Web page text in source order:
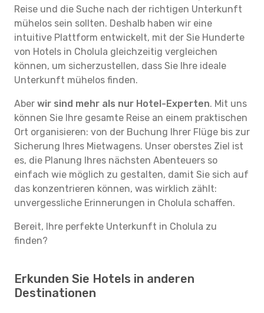
Reise und die Suche nach der richtigen Unterkunft
mühelos sein sollten. Deshalb haben wir eine
intuitive Plattform entwickelt, mit der Sie Hunderte
von Hotels in Cholula gleichzeitig vergleichen
können, um sicherzustellen, dass Sie Ihre ideale
Unterkunft mühelos finden.
Aber wir sind mehr als nur Hotel-Experten. Mit uns
können Sie Ihre gesamte Reise an einem praktischen
Ort organisieren: von der Buchung Ihrer Flüge bis zur
Sicherung Ihres Mietwagens. Unser oberstes Ziel ist
es, die Planung Ihres nächsten Abenteuers so
einfach wie möglich zu gestalten, damit Sie sich auf
das konzentrieren können, was wirklich zählt:
unvergessliche Erinnerungen in Cholula schaffen.
Bereit, Ihre perfekte Unterkunft in Cholula zu
finden?
Erkunden Sie Hotels in anderen
Destinationen